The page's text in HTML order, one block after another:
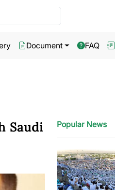
Document FAQ
Saudi Popular News